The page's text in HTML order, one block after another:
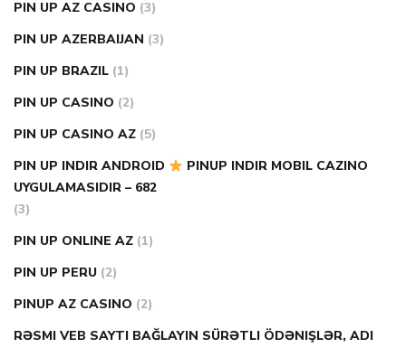
PIN UP AZ CASINO (3)
PIN UP AZERBAIJAN (3)
PIN UP BRAZIL (1)
PIN UP CASINO (2)
PIN UP CASINO AZ (5)
PIN UP INDIR ANDROID
PINUP INDIR MOBIL CAZINO
UYGULAMASIDIR – 682
(3)
PIN UP ONLINE AZ (1)
PIN UP PERU (2)
PINUP AZ CASINO (2)
RƏSMI VEB SAYTI BAĞLAYIN️ SÜRƏTLI ÖDƏNIŞLƏR, ADI